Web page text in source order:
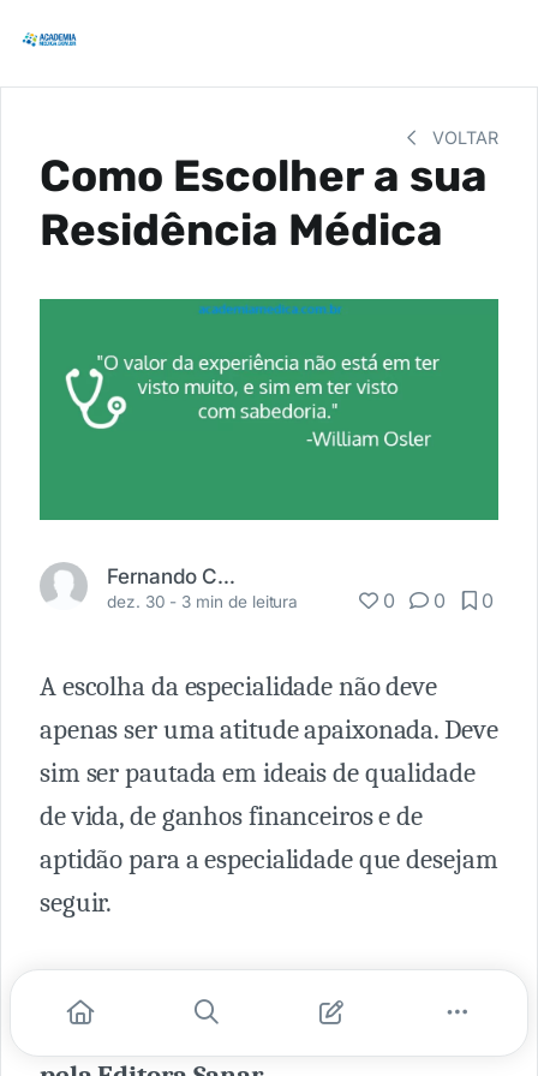
VOLTAR
Como Escolher a sua
Residência Médica
Fernando Carbonieri
dez. 30 - 3 min de leitura 0 0 0
A escolha da especialidade não deve
apenas ser uma atitude apaixonada. Deve
sim ser pautada em ideais de qualidade
de vida, de ganhos financeiros e de
aptidão para a especialidade que desejam
seguir.
Escolher a Sua Residência Médica,